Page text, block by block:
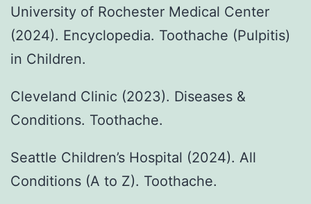
University of Rochester Medical Center
(2024). Encyclopedia. Toothache (Pulpitis)
in Children.
Cleveland Clinic (2023). Diseases &
Conditions. Toothache.
Seattle Children’s Hospital (2024). All
Conditions (A to Z). Toothache.